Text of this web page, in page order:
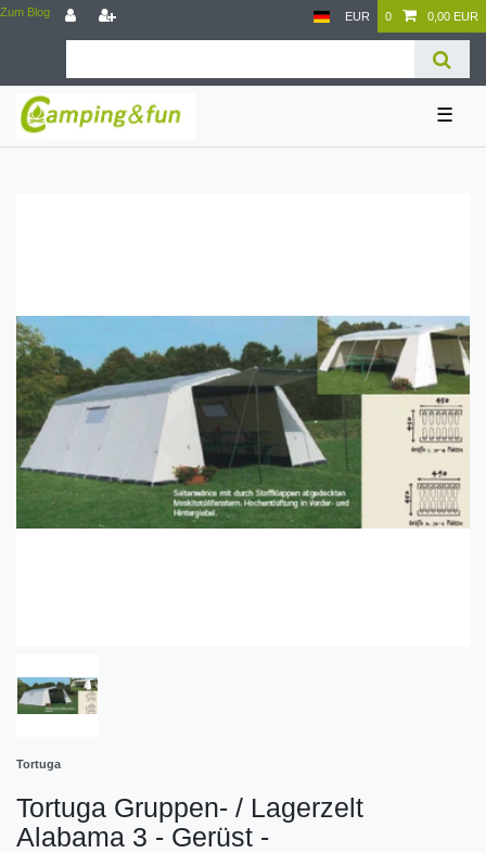
Zum Blog EUR 0 0,00 EUR
☰
Tortuga
Tortuga Gruppen- / Lagerzelt
Alabama 3 - Gerüst -